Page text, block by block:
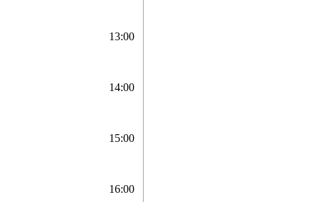
13:00
14:00
15:00
16:00